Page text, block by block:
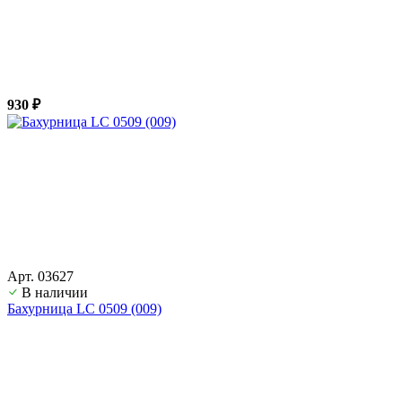
930 ₽
Арт. 03627
В наличии
Бахурница LС 0509 (009)